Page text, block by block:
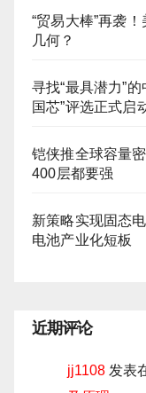
“贸易大棒”再袭
几何？
寻找“最具潜力”
国芯”评选正式启
铠侠推全球容量
400层都要强
新策略实现固态
电池产业化短板
近期评论
jj1108 发表